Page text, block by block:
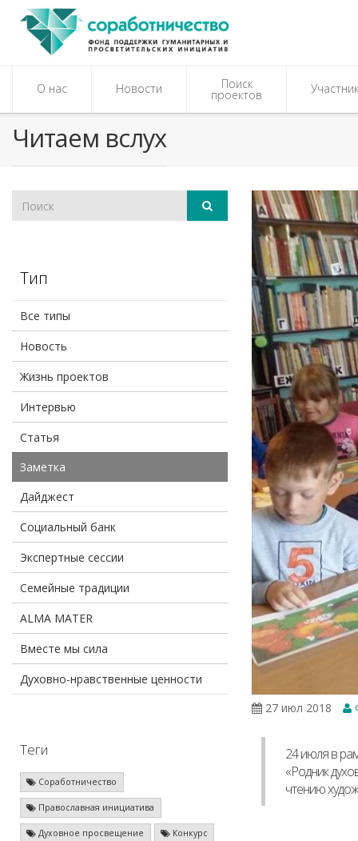
О нас Новости Поиск
проектов
Читаем вслух
Тип
Все типы
Новость
Жизнь проектов
Интервью
Статья
Заметка
Дайджест
Социальный банк
Экспертные сессии
Семейные традиции
ALMA MATER
Вместе мы сила
Духовно-нравственные ценности
Теги
Соработничество
Православная инициатива
Духовное просвещение Конкурс
27 июл 2018
24 июля в
«Родник
чтению